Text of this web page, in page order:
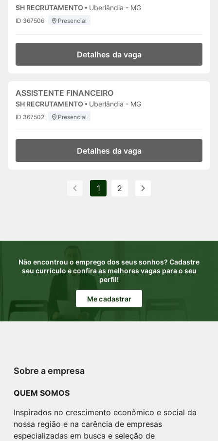
SH RECRUTAMENTO Uberlândia - MG
ID 367506 Presencial
Detalhes da vaga
ASSISTENTE FINANCEIRO
SH RECRUTAMENTO Uberlândia - MG
ID 367502 Presencial
Detalhes da vaga
1 2
Não encontrou o emprego dos seus sonhos? Cadastre
seu currículo e confira as melhores vagas para o seu
perfil!
Me cadastrar
Sobre a empresa
QUEM SOMOS
Inspirados no crescimento econômico e social da
nossa região e na carência de empresas
especializadas em busca e seleção de